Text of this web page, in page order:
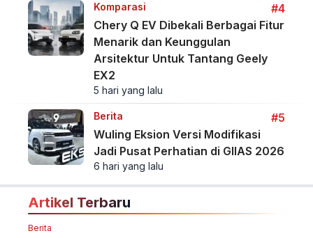
Komparasi
#4
Chery Q EV Dibekali Berbagai Fitur
Menarik dan Keunggulan
Arsitektur Untuk Tantang Geely
EX2
5 hari yang lalu
Berita
#5
Wuling Eksion Versi Modifikasi
Jadi Pusat Perhatian di GIIAS 2026
6 hari yang lalu
Artikel Terbaru
Berita